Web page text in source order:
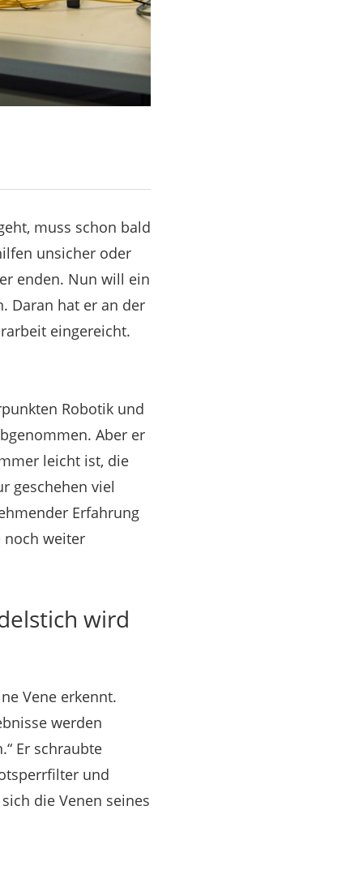
muss schon bald
unsicher oder
enden. Nun will ein
Daran hat er an der
eingereicht.
Robotik und
Aber er
leicht ist, die
geschehen viel
Erfahrung
noch weiter
wird
Vene erkennt.
werden
Er schraubte
und
die Venen seines